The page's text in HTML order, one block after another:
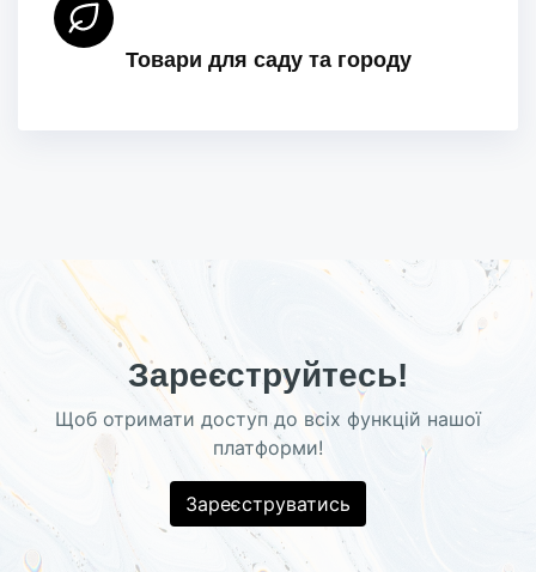
Товари для саду та городу
Зареєструйтесь!
Щоб отримати доступ до всіх функцій нашої
платформи!
Зареєструватись